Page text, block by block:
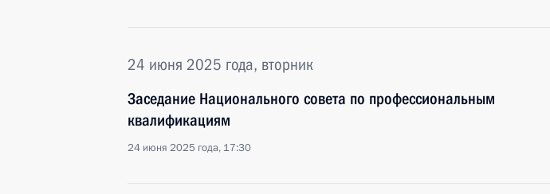
24 июня 2025 года, вторник
Заседание Национального совета по профессиональным
квалификациям
24 июня 2025 года, 17:30